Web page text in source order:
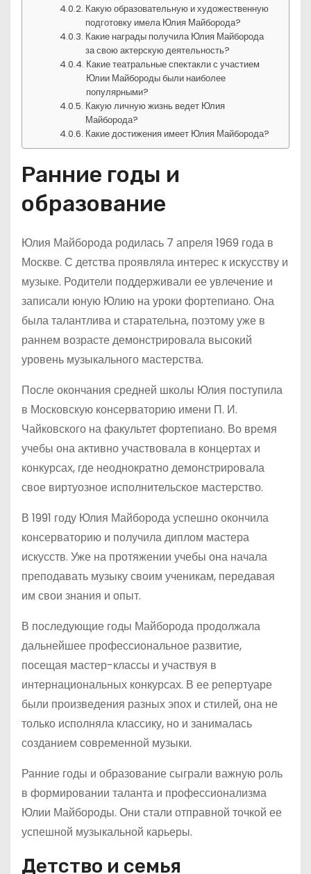
Какую образовательную и художественную
подготовку имела Юлия Майборода?
Какие награды получила Юлия Майборода
за свою актерскую деятельность?
Какие театральные спектакли с участием
Юлии Майбороды были наиболее
популярными?
Какую личную жизнь ведет Юлия
Майборода?
Какие достижения имеет Юлия Майборода?
Ранние годы и
образование
Юлия Майборода родилась 7 апреля 1969 года в
Москве. С детства проявляла интерес к искусству и
музыке. Родители поддерживали ее увлечение и
записали юную Юлию на уроки фортепиано. Она
была талантлива и старательна, поэтому уже в
раннем возрасте демонстрировала высокий
уровень музыкального мастерства.
После окончания средней школы Юлия поступила
в Московскую консерваторию имени П. И.
Чайковского на факультет фортепиано. Во время
учебы она активно участвовала в концертах и
конкурсах, где неоднократно демонстрировала
свое виртуозное исполнительское мастерство.
В 1991 году Юлия Майборода успешно окончила
консерваторию и получила диплом мастера
искусств. Уже на протяжении учебы она начала
преподавать музыку своим ученикам, передавая
им свои знания и опыт.
В последующие годы Майборода продолжала
дальнейшее профессиональное развитие,
посещая мастер-классы и участвуя в
интернациональных конкурсах. В ее репертуаре
были произведения разных эпох и стилей, она не
только исполняла классику, но и занималась
созданием современной музыки.
Ранние годы и образование сыграли важную роль
в формировании таланта и профессионализма
Юлии Майбороды. Они стали отправной точкой ее
успешной музыкальной карьеры.
Детство и семья